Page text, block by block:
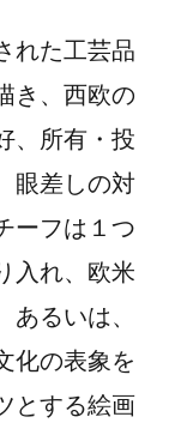
れた工芸品
き、西欧の
、所有・投
眼差しの対
ーフは１つ
入れ、欧米
るいは、
化の表象を
とする絵画